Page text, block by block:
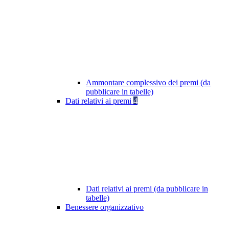
Ammontare complessivo dei premi (da
pubblicare in tabelle)
Dati relativi ai premi 4
Dati relativi ai premi (da pubblicare in
tabelle)
Benessere organizzativo